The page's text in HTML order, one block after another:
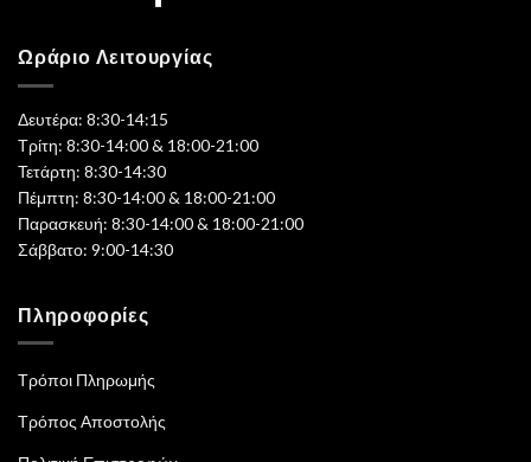
Ωράριο Λειτουργίας
Δευτέρα: 8:30-14:15
Τρίτη: 8:30-14:00 & 18:00-21:00
Τετάρτη: 8:30-14:30
Πέμπτη: 8:30-14:00 & 18:00-21:00
Παρασκευή: 8:30-14:00 & 18:00-21:00
Σάββατο: 9:00-14:30
Πληροφορίες
Τρόποι Πληρωμής
Τρόπος Αποστολής